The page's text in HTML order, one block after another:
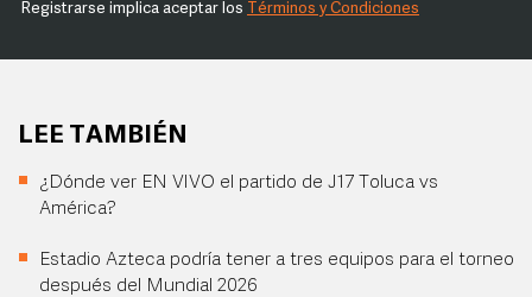
Registrarse implica aceptar los Términos y Condiciones
LEE TAMBIÉN
¿Dónde ver EN VIVO el partido de J17 Toluca vs
América?
Estadio Azteca podría tener a tres equipos para el torneo
después del Mundial 2026